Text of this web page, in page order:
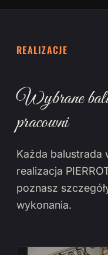
REALIZACJE
Wybrane
pracowni
Każda balustrada
realizacja
poznasz
wykonania.